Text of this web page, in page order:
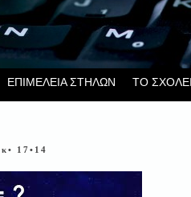
ΕΠΙΜΕΛΕΙΑ ΣΤΗΛΩΝ ΤΟ
17•14